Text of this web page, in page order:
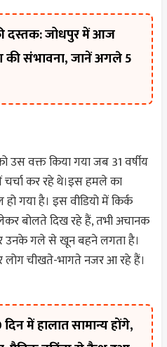
दस्तक: जोधपुर में आज
संभावना, जानें अगले 5
उस वक्त किया गया जब 31 वर्षीय
में चर्चा कर रहे थे।इस हमले का
हो गया है। इस वीडियो में किर्क
बोलते दिख रहे हैं, तभी अचानक
उनके गले से खून बहने लगता है।
चीखते-भागते नजर आ रहे हैं।
में हालात सामान्य होंगे,